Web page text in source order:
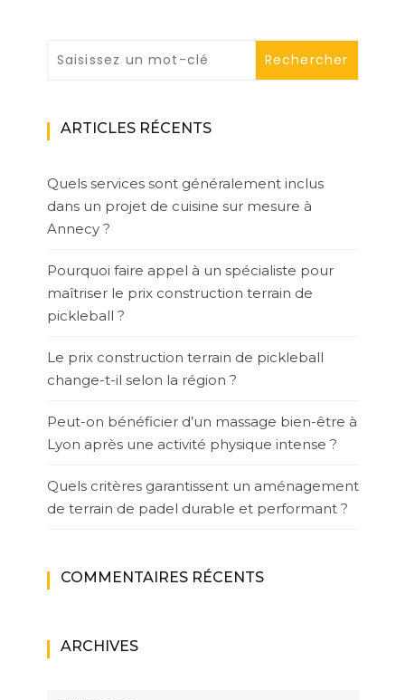
ARTICLES RÉCENTS
Quels services sont généralement inclus
dans un projet de cuisine sur mesure à
Annecy ?
Pourquoi faire appel à un spécialiste pour
maîtriser le prix construction terrain de
pickleball ?
Le prix construction terrain de pickleball
change-t-il selon la région ?
Peut-on bénéficier d’un massage bien-être à
Lyon après une activité physique intense ?
Quels critères garantissent un aménagement
de terrain de padel durable et performant ?
COMMENTAIRES RÉCENTS
ARCHIVES